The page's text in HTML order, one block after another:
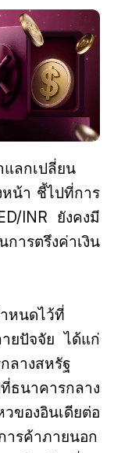
แลกเปลี่ยน
หน้า ชี้ไปที่การ
INR ยังคงมี
ารตรึงค่าเงิน
หนดไว้ที่
ยปัจจัย ได้แก่
ลางสหรัฐ
ธนาคารกลาง
ของอินเดียต่อ
ารค้าภายนอก